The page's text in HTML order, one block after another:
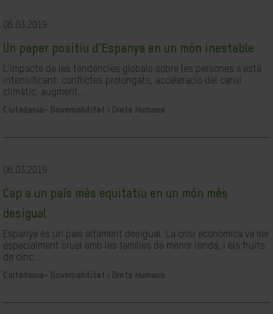
06.03.2019
Un paper positiu d'Espanya en un món inestable
L'impacte de les tendències globals sobre les persones s'està
intensificant: conflictes prolongats, acceleració del canvi
climàtic, augment...
Ciutadania- Governabilitat i Drets Humans
06.03.2019
Cap a un país més equitatiu en un món més
desigual
Espanya és un país altament desigual. La crisi econòmica va ser
especialment cruel amb les famílies de menor renda, i els fruits
de cinc...
Ciutadania- Governabilitat i Drets Humans